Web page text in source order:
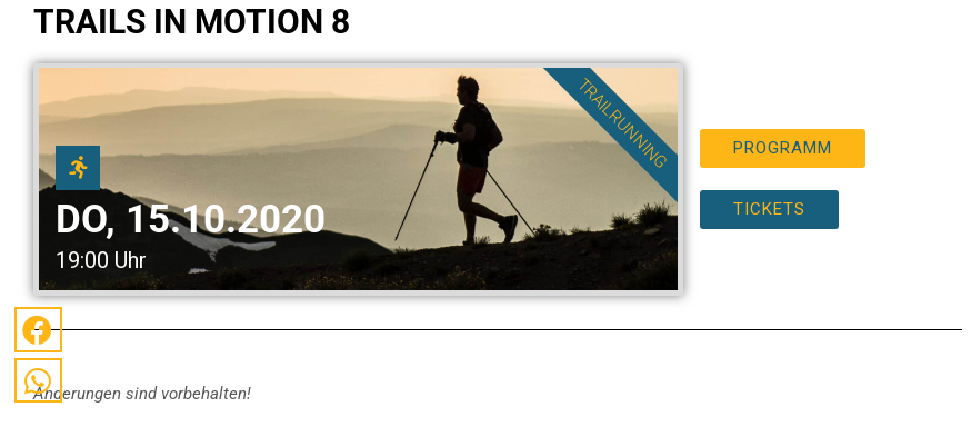
TRAILS IN MOTION 8
DO, 15.10.2020
19:00 Uhr
TRAILRUNNING PROGRAMM
TICKETS
Änderungen sind vorbehalten!